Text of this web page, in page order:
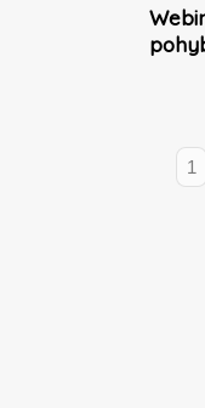
1